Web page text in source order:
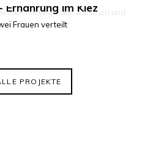
Ernährung im Kiez
Lehrgarten
PROJEKTE